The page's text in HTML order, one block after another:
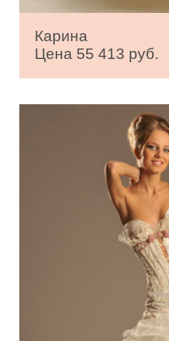
Карина
Цена 55 413 руб.